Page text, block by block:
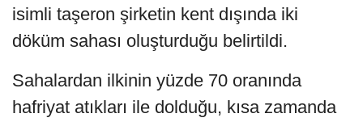
isimli taşeron şirketin kent dışında iki
döküm sahası oluşturduğu belirtildi.
Sahalardan ilkinin yüzde 70 oranında
hafriyat atıkları ile dolduğu, kısa zamanda